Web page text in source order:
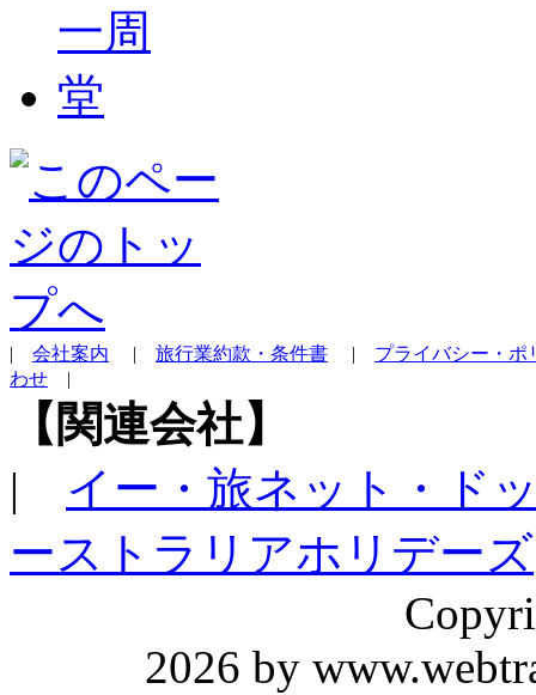
| 会社案内 | 旅行業約款・条件書 | プライバシー・ポ
わせ |
【関連会社】
| イー・旅ネット・ド
ーストラリアホリデーズ
2026 by